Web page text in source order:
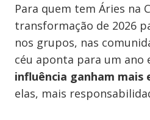
Para quem tem Áries na
transformação de 2026
nos grupos, nas
céu aponta para um ano
influência ganham mais
elas, mais